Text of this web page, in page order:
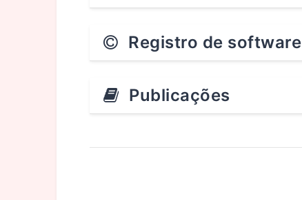
Registro de software
Publicações